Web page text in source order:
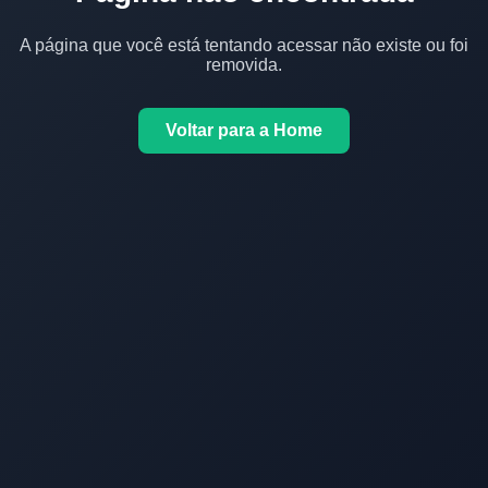
A página que você está tentando acessar não existe ou foi
removida.
Voltar para a Home